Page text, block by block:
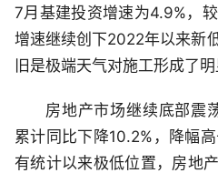
7月基建投资增速为4.9%，
增速继续创下2022年以来新
旧是极端天气对施工形成了明
房地产市场继续底部震
累计同比下降10.2%，降幅
有统计以来极低位置，房地